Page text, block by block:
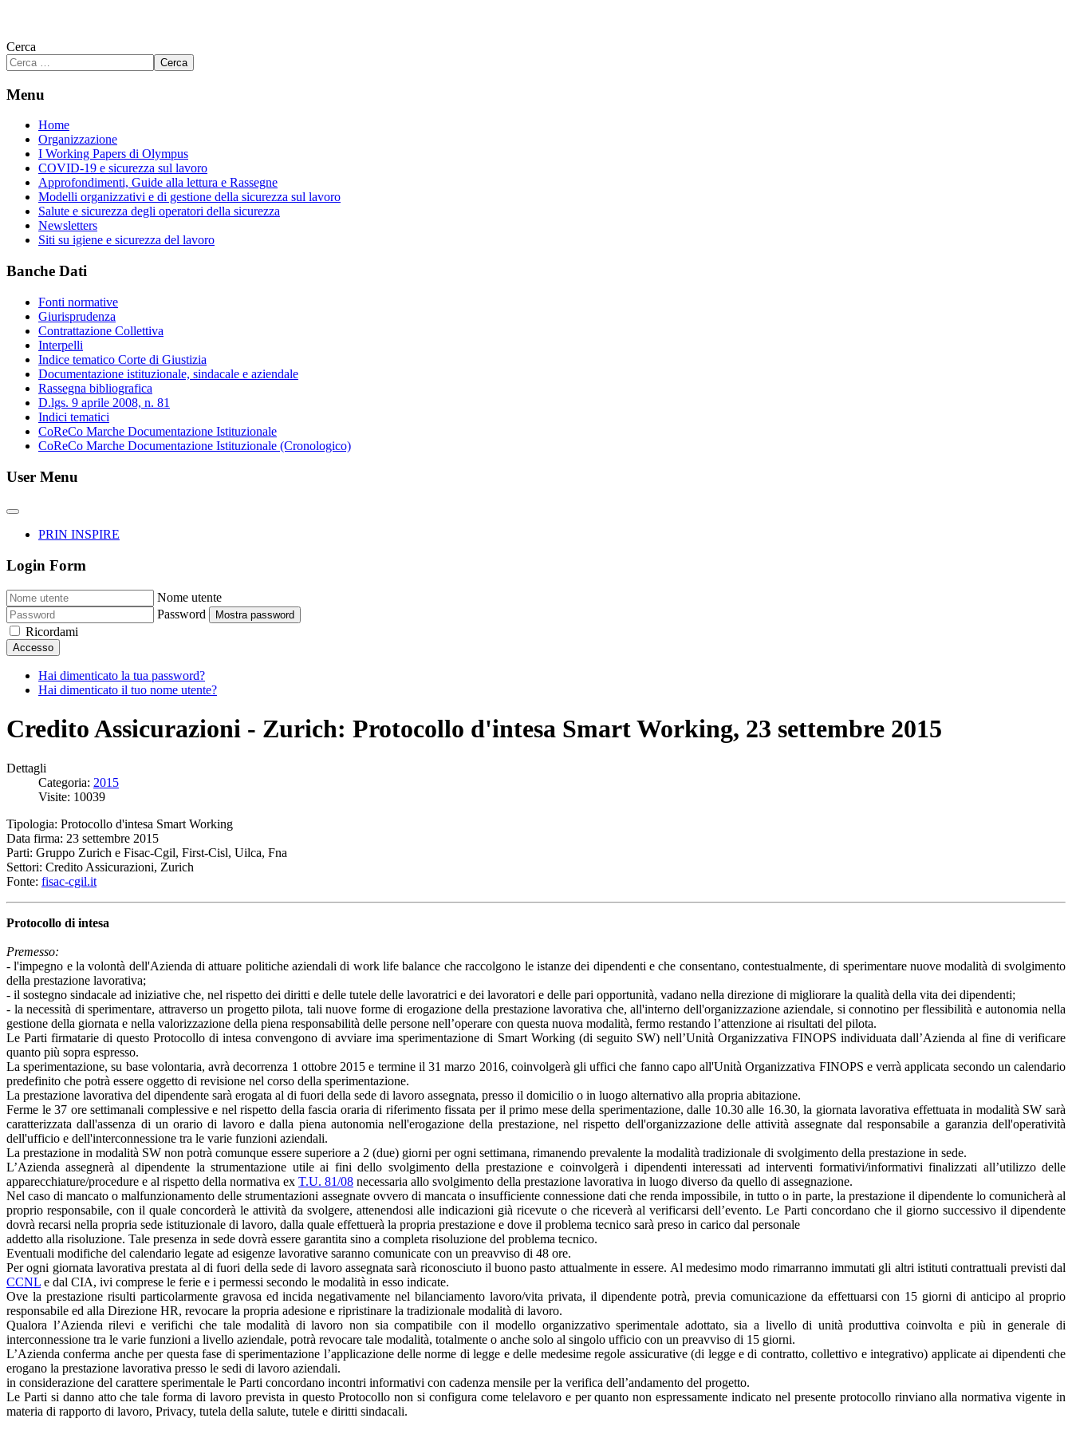
Cerca
Cerca
Menu
Home
Organizzazione
I Working Papers di Olympus
COVID-19 e sicurezza sul lavoro
Approfondimenti, Guide alla lettura e Rassegne
Modelli organizzativi e di gestione della sicurezza sul lavoro
Salute e sicurezza degli operatori della sicurezza
Newsletters
Siti su igiene e sicurezza del lavoro
Banche Dati
Fonti normative
Giurisprudenza
Contrattazione Collettiva
Interpelli
Indice tematico Corte di Giustizia
Documentazione istituzionale, sindacale e aziendale
Rassegna bibliografica
D.lgs. 9 aprile 2008, n. 81
Indici tematici
CoReCo Marche Documentazione Istituzionale
CoReCo Marche Documentazione Istituzionale (Cronologico)
User Menu
PRIN INSPIRE
Login Form
Nome utente
Password
Mostra password
Ricordami
Accesso
Hai dimenticato la tua password?
Hai dimenticato il tuo nome utente?
Credito Assicurazioni - Zurich: Protocollo d'intesa Smart Working, 23 settembre 2015
Dettagli
Categoria: 2015
Visite: 10039
Tipologia: Protocollo d'intesa Smart Working
Data firma: 23 settembre 2015
Parti: Gruppo Zurich e Fisac-Cgil, First-Cisl, Uilca, Fna
Settori: Credito Assicurazioni, Zurich
Fonte: fisac-cgil.it
Protocollo di intesa
Premesso:
- l'impegno e la volontà dell'Azienda di attuare politiche aziendali di work life balance che raccolgono le istanze dei dipendenti e che consentano, contestualmente, di sperimentare nuove modalità di svolgimento
della prestazione lavorativa;
- il sostegno sindacale ad iniziative che, nel rispetto dei diritti e delle tutele delle lavoratrici e dei lavoratori e delle pari opportunità, vadano nella direzione di migliorare la qualità della vita dei dipendenti;
- la necessità di sperimentare, attraverso un progetto pilota, tali nuove forme di erogazione della prestazione lavorativa che, all'interno dell'organizzazione aziendale, si connotino per flessibilità e autonomia nella
gestione della giornata e nella valorizzazione della piena responsabilità delle persone nell’operare con questa nuova modalità, fermo restando l’attenzione ai risultati del pilota.
Le Parti firmatarie di questo Protocollo di intesa convengono di avviare ima sperimentazione di Smart Working (di seguito SW) nell’Unità Organizzativa FINOPS individuata dall’Azienda al fine di verificare
quanto più sopra espresso.
La sperimentazione, su base volontaria, avrà decorrenza 1 ottobre 2015 e termine il 31 marzo 2016, coinvolgerà gli uffici che fanno capo all'Unità Organizzativa FINOPS e verrà applicata secondo un calendario
predefinito che potrà essere oggetto di revisione nel corso della sperimentazione.
La prestazione lavorativa del dipendente sarà erogata al di fuori della sede di lavoro assegnata, presso il domicilio o in luogo alternativo alla propria abitazione.
Ferme le 37 ore settimanali complessive e nel rispetto della fascia oraria di riferimento fissata per il primo mese della sperimentazione, dalle 10.30 alle 16.30, la giornata lavorativa effettuata in modalità SW sarà
caratterizzata dall'assenza di un orario di lavoro e dalla piena autonomia nell'erogazione della prestazione, nel rispetto dell'organizzazione delle attività assegnate dal responsabile a garanzia dell'operatività
dell'ufficio e dell'interconnessione tra le varie funzioni aziendali.
La prestazione in modalità SW non potrà comunque essere superiore a 2 (due) giorni per ogni settimana, rimanendo prevalente la modalità tradizionale di svolgimento della prestazione in sede.
L’Azienda assegnerà al dipendente la strumentazione utile ai fini dello svolgimento della prestazione e coinvolgerà i dipendenti interessati ad interventi formativi/informativi finalizzati all’utilizzo delle
apparecchiature/procedure e al rispetto della normativa ex T.U. 81/08 necessaria allo svolgimento della prestazione lavorativa in luogo diverso da quello di assegnazione.
Nel caso di mancato o malfunzionamento delle strumentazioni assegnate ovvero di mancata o insufficiente connessione dati che renda impossibile, in tutto o in parte, la prestazione il dipendente lo comunicherà al
proprio responsabile, con il quale concorderà le attività da svolgere, attenendosi alle indicazioni già ricevute o che riceverà al verificarsi dell’evento. Le Parti concordano che il giorno successivo il dipendente
dovrà recarsi nella propria sede istituzionale di lavoro, dalla quale effettuerà la propria prestazione e dove il problema tecnico sarà preso in carico dal personale
addetto alla risoluzione. Tale presenza in sede dovrà essere garantita sino a completa risoluzione del problema tecnico.
Eventuali modifiche del calendario legate ad esigenze lavorative saranno comunicate con un preavviso di 48 ore.
Per ogni giornata lavorativa prestata al di fuori della sede di lavoro assegnata sarà riconosciuto il buono pasto attualmente in essere. Al medesimo modo rimarranno immutati gli altri istituti contrattuali previsti dal
CCNL e dal CIA, ivi comprese le ferie e i permessi secondo le modalità in esso indicate.
Ove la prestazione risulti particolarmente gravosa ed incida negativamente nel bilanciamento lavoro/vita privata, il dipendente potrà, previa comunicazione da effettuarsi con 15 giorni di anticipo al proprio
responsabile ed alla Direzione HR, revocare la propria adesione e ripristinare la tradizionale modalità di lavoro.
Qualora l’Azienda rilevi e verifichi che tale modalità di lavoro non sia compatibile con il modello organizzativo sperimentale adottato, sia a livello di unità produttiva coinvolta e più in generale di
interconnessione tra le varie funzioni a livello aziendale, potrà revocare tale modalità, totalmente o anche solo al singolo ufficio con un preavviso di 15 giorni.
L’Azienda conferma anche per questa fase di sperimentazione l’applicazione delle norme di legge e delle medesime regole assicurative (di legge e di contratto, collettivo e integrativo) applicate ai dipendenti che
erogano la prestazione lavorativa presso le sedi di lavoro aziendali.
in considerazione del carattere sperimentale le Parti concordano incontri informativi con cadenza mensile per la verifica dell’andamento del progetto.
Le Parti si danno atto che tale forma di lavoro prevista in questo Protocollo non si configura come telelavoro e per quanto non espressamente indicato nel presente protocollo rinviano alla normativa vigente in
materia di rapporto di lavoro, Privacy, tutela della salute, tutele e diritti sindacali.